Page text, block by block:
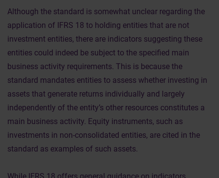
Although the standard is somewhat unclear regarding the
application of IFRS 18 to holding entities that are not
investment entities, there are indicators suggesting these
entities could indeed be subject to the specified main
business activity requirements. This is because the
standard mandates entities to assess whether investing in
assets that generate returns individually and largely
independently of the entity’s other resources constitutes a
main business activity. Equity instruments, such as
investments in non-consolidated entities, are cited in the
standard as examples of such assets.